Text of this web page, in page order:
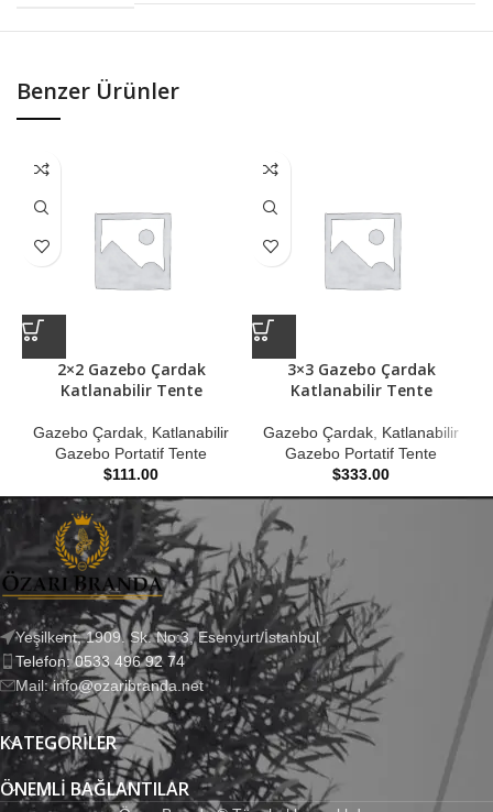
Benzer Ürünler
2×2 Gazebo Çardak
Katlanabilir Tente
Gazebo Çardak Katlanabilir
Gazebo Portatif Tente
$111.00
3×3 Gazebo Çardak
Katlanabilir Tente
Gazebo Çardak Katlanabilir
Gazebo Portatif Tente
$333.00
Yeşilkent, 1909. Sk. No:3, Esenyurt/İstanbul
Telefon: 0533 496 92 74
Mail: info@ozaribranda.net
KATEGORILER
ÖNEMLI BAĞLANTILAR